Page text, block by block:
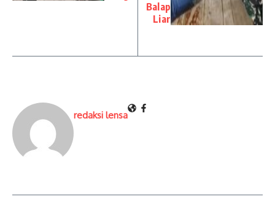
Balap
Liar
redaksi lensa